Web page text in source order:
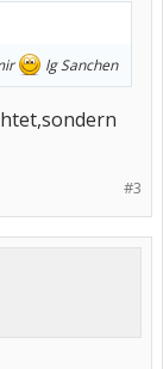
lg Sanchen
#3